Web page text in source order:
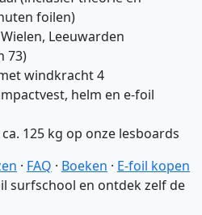
foilen)
Leeuwarden
73)
windkracht 4
helm en e-foil
ca. 125 kg op onze lesboards
· FAQ · Boeken · E-foil kopen
surfschool en ontdek zelf de